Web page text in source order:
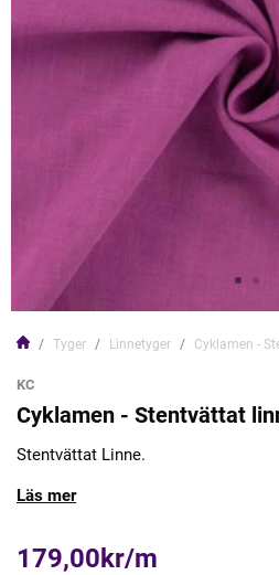
Tyger Linnetyger Cyklamen -
KC
Cyklamen - Stentvättat
Stentvättat Linne.
Läs mer
179,00kr/m